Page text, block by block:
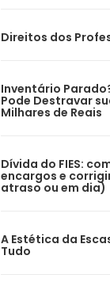
Direitos dos
Inventário
Pode Destravar
Milhares de Reais
Dívida do FIES:
encargos e
atraso ou em dia)
A Estética da
Tudo